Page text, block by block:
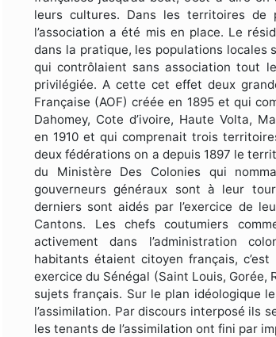
leurs cultures. Dans les territoires
l’association a été mis en place. Le
dans la pratique, les populations locales
qui contrôlaient sans association tout
privilégiée. A cette cet effet deux
Française (AOF) créée en 1895 et qui
Dahomey, Cote d’ivoire, Haute Volta,
en 1910 et qui comprenait trois
deux fédérations on a depuis 1897 le
du Ministère Des Colonies qui
gouverneurs généraux sont à leur
derniers sont aidés par l’exercice de
Cantons. Les chefs coutumiers
activement dans l’administration
habitants étaient citoyen français,
exercice du Sénégal (Saint Louis,
sujets français. Sur le plan idéologique
l’assimilation. Par discours interposé ils
les tenants de l’assimilation ont fini par